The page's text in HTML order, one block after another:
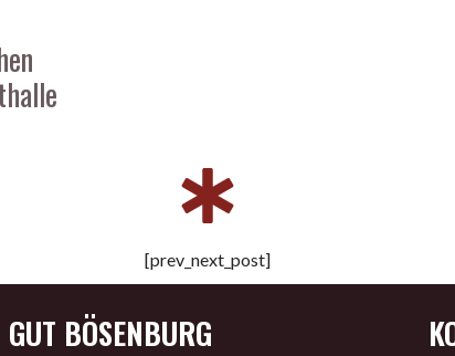
[prev_next_post]
GUT BÖSENBURG